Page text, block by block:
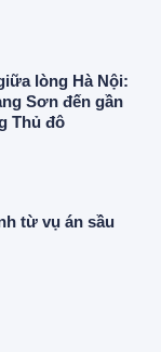
lòng Hà Nội:
Sơn đến gần
Thủ đô
từ vụ án sầu